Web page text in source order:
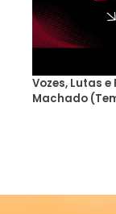
Vozes, Lutas
Machado